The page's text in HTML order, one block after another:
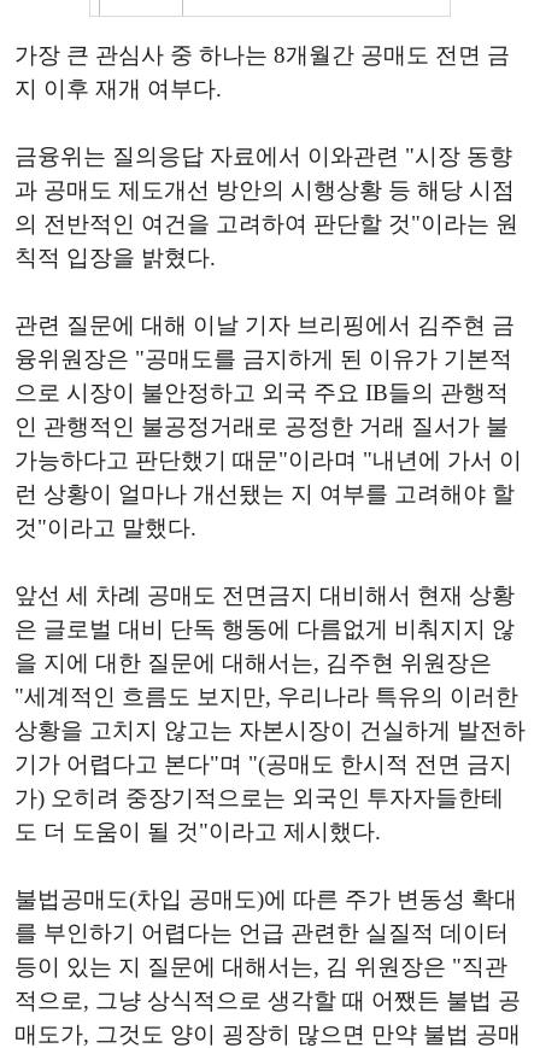
가장 큰 관심사 중 하나는 8개월간 공매도 전면 금
지 이후 재개 여부다.
금융위는 질의응답 자료에서 이와관련 "시장 동향
과 공매도 제도개선 방안의 시행상황 등 해당 시점
의 전반적인 여건을 고려하여 판단할 것"이라는 원
칙적 입장을 밝혔다.
관련 질문에 대해 이날 기자 브리핑에서 김주현 금
융위원장은 "공매도를 금지하게 된 이유가 기본적
으로 시장이 불안정하고 외국 주요 IB들의 관행적
인 관행적인 불공정거래로 공정한 거래 질서가 불
가능하다고 판단했기 때문"이라며 "내년에 가서 이
런 상황이 얼마나 개선됐는 지 여부를 고려해야 할
것"이라고 말했다.
앞선 세 차례 공매도 전면금지 대비해서 현재 상황
은 글로벌 대비 단독 행동에 다름없게 비춰지지 않
을 지에 대한 질문에 대해서는, 김주현 위원장은
"세계적인 흐름도 보지만, 우리나라 특유의 이러한
상황을 고치지 않고는 자본시장이 건실하게 발전하
기가 어렵다고 본다"며 "(공매도 한시적 전면 금지
가) 오히려 중장기적으로는 외국인 투자자들한테
도 더 도움이 될 것"이라고 제시했다.
불법공매도(차입 공매도)에 따른 주가 변동성 확대
를 부인하기 어렵다는 언급 관련한 실질적 데이터
등이 있는 지 질문에 대해서는, 김 위원장은 "직관
적으로, 그냥 상식적으로 생각할 때 어쨌든 불법 공
매도가, 그것도 양이 굉장히 많으면 만약 불법 공매